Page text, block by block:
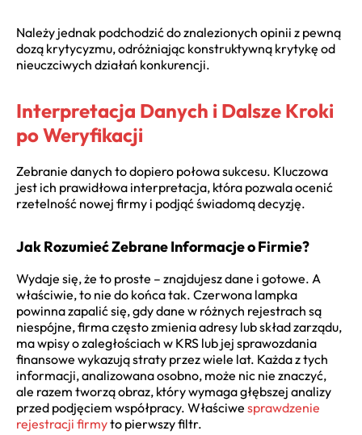
Należy jednak podchodzić do znalezionych opinii z pewną
dozą krytycyzmu, odróżniając konstruktywną krytykę od
nieuczciwych działań konkurencji.
Interpretacja Danych i Dalsze Kroki
po Weryfikacji
Zebranie danych to dopiero połowa sukcesu. Kluczowa
jest ich prawidłowa interpretacja, która pozwala ocenić
rzetelność nowej firmy i podjąć świadomą decyzję.
Jak Rozumieć Zebrane Informacje o Firmie?
Wydaje się, że to proste – znajdujesz dane i gotowe. A
właściwie, to nie do końca tak. Czerwona lampka
powinna zapalić się, gdy dane w różnych rejestrach są
niespójne, firma często zmienia adresy lub skład zarządu,
ma wpisy o zaległościach w KRS lub jej sprawozdania
finansowe wykazują straty przez wiele lat. Każda z tych
informacji, analizowana osobno, może nic nie znaczyć,
ale razem tworzą obraz, który wymaga głębszej analizy
przed podjęciem współpracy. Właściwe sprawdzenie
rejestracji firmyto pierwszy filtr.